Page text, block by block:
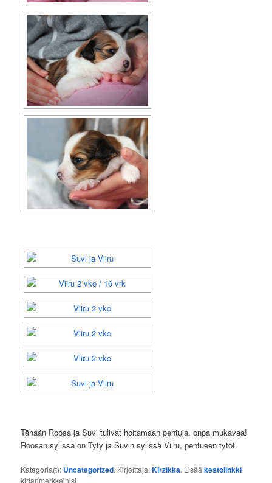
Tänään Roosa ja Suvi tulivat hoitamaan pentuja, onpa mukavaa!
Roosan sylissä on Tyty ja Suvin sylissä Viiru, pentueen tytöt.
Kategoria(t): Uncategorized. Kirjoittaja:Kirzikka. Lisääkestolinkki
kirjanmerkkeihisi.